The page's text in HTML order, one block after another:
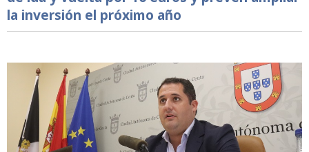
la inversión el próximo año